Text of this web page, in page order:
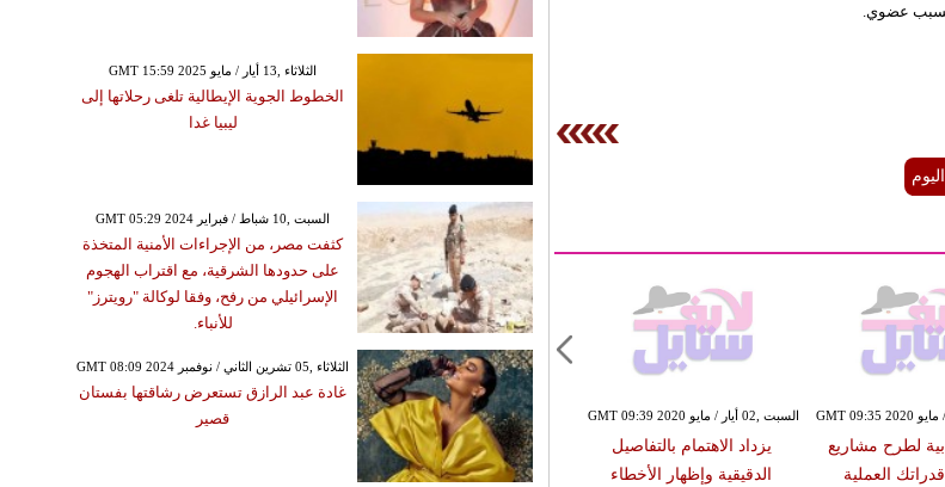
بسبب عضوي.
السبت ,02 أيار / مايو GMT 09:39 2020
يزداد الاهتمام بالتفاصيل
الدقيقية وإظهار الأخطاء
لطرح مشاريع
العملية
GMT 15:59 2025 الثلاثاء ,13 أيار / مايو
الخطوط الجوية الإيطالية تلغى رحلاتها إلى
ليبيا غدا
GMT 05:29 2024 السبت ,10 شباط / فبراير
كثفت مصر، من الإجراءات الأمنية المتخذة
على حدودها الشرقية، مع اقتراب الهجوم
الإسرائيلي من رفح، وفقا لوكالة "رويترز"
للأنباء.
GMT 08:09 2024 الثلاثاء ,05 تشرين الثاني / نوفمبر
غادة عبد الرازق تستعرض رشاقتها بفستان
قصير